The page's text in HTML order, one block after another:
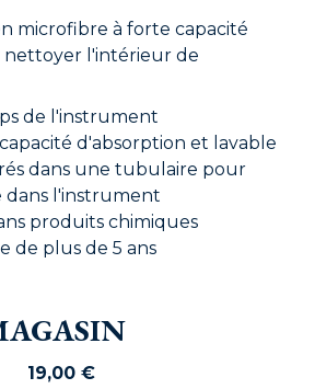
microfibre à forte capacité
l'intérieur de
de l'instrument
d'absorption et lavable
dans une tubulaire pour
dans l'instrument
produits chimiques
de plus de 5 ans
19,00 €